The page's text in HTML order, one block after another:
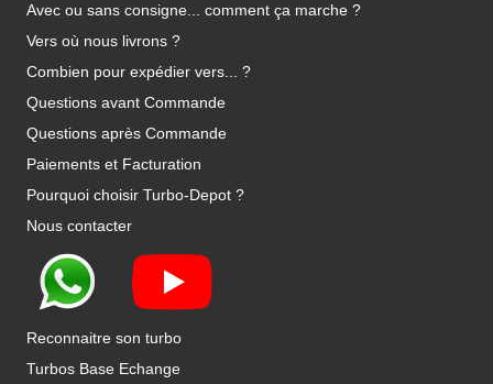
Avec ou sans consigne... comment ça marche ?
Vers où nous livrons ?
Combien pour expédier vers... ?
Questions avant Commande
Questions après Commande
Paiements et Facturation
Pourquoi choisir Turbo-Depot ?
Nous contacter
Reconnaitre son turbo
Turbos Base Echange